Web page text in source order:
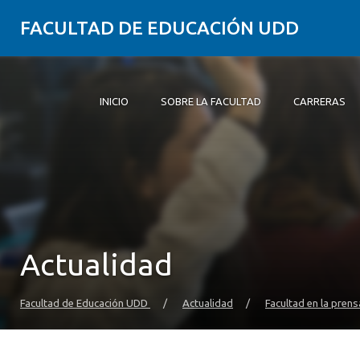
FACULTAD DE EDUCACIÓN UDD
INICIO SOBRE LA FACULTAD CARRERAS
Postgrado y Educación Continua
Actualidad
Facultad de Educación UDD / Actualidad / Facultad en la